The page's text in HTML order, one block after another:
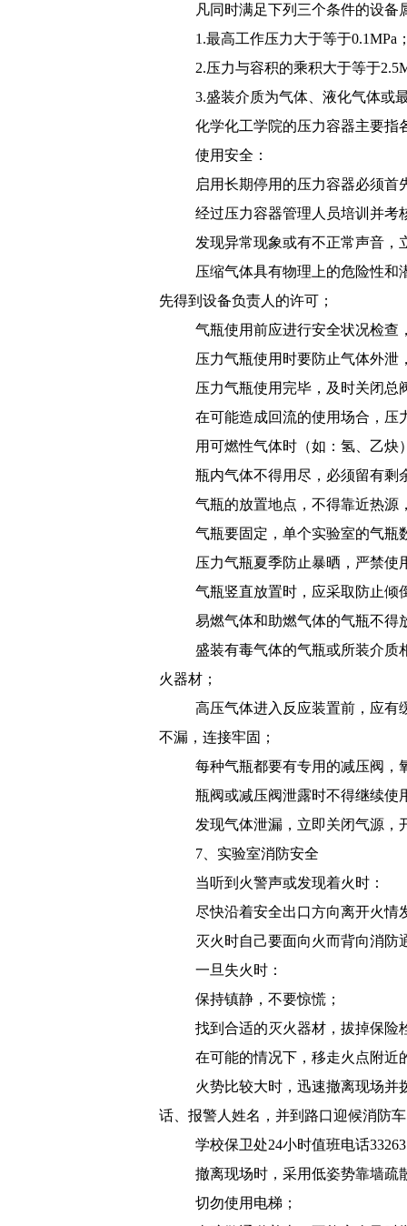
凡同时满足下列三个条件的设备
1.最高工作压力大于等于0.1MPa
2.压力与容积的乘积大于等于
3.盛装介质为气体、液化气体或
化学化工学院的压力容器主要指
使用安全：
启用长期停用的压力容器必须
经过压力容器管理人员培训并考
发现异常现象或有不正常声音，
压缩气体具有物理上的危险性和
先得到设备负责人的许可；
气瓶使用前应进行安全状况检查
压力气瓶使用时要防止气体外泄
压力气瓶使用完毕，及时关闭总
在可能造成回流的使用场合，压
用可燃性气体时（如：氢、乙炔
瓶内气体不得用尽，必须留有剩
气瓶的放置地点，不得靠近热源
气瓶要固定，单个实验室的气瓶
压力气瓶夏季防止暴晒，严禁使
气瓶竖直放置时，应采取防止倾
易燃气体和助燃气体的气瓶不得
盛装有毒气体的气瓶或所装介质
火器材；
高压气体进入反应装置前，应有
不漏，连接牢固；
每种气瓶都要有专用的减压阀，
瓶阀或减压阀泄露时不得继续使
发现气体泄漏，立即关闭气源，
7
实验室消防安全
当听到火警声或发现着火时：
尽快沿着安全出口方向离开火情
灭火时自己要面向火而背向消
一旦失火时：
保持镇静，不要惊慌；
找到合适的灭火器材，拔掉保险
在可能的情况下，移走火点附近
火势比较大时，迅速撤离现场并
话、报警人姓名，并到路口迎候消防
学校保卫处24小时值班电话
撤离现场时，采用低姿势靠墙疏
切勿使用电梯；